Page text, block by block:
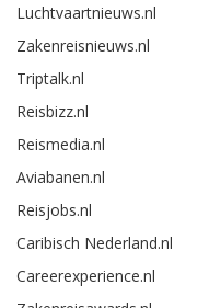
Luchtvaartnieuws.nl
Zakenreisnieuws.nl
Triptalk.nl
Reisbizz.nl
Reismedia.nl
Aviabanen.nl
Reisjobs.nl
Caribisch Nederland.nl
Careerexperience.nl